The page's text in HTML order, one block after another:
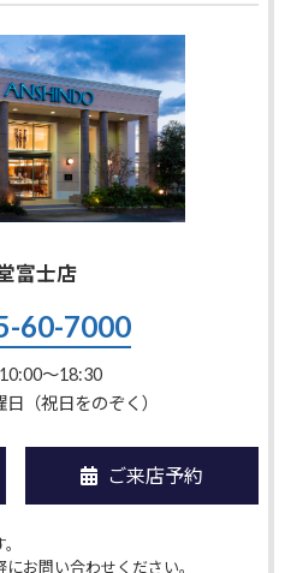
富士店
60-7000
〜18:30
（祝日をのぞく）
ご来店予約
お問い合わせください。